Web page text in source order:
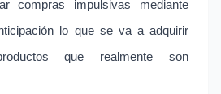
compras impulsivas mediante
lo que se va a adquirir
que realmente son